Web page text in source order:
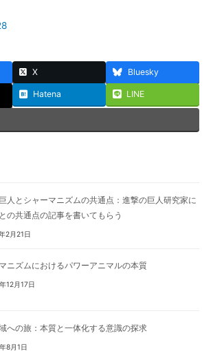
X Bluesky
Hatena LINE
人とシャーマニズムの共通点：進撃の巨人研究家に
の共通点の記事を書いてもらう
2月21日
ニズムにおけるパワーアニマルの本質
12月17日
への旅：本質と一体化する意識の探求
8月1日